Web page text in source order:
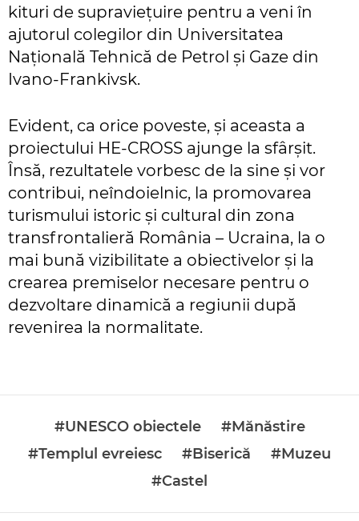
kituri de supraviețuire pentru a veni în
ajutorul colegilor din Universitatea
Națională Tehnică de Petrol și Gaze din
Ivano-Frankivsk.
Evident, ca orice poveste, și aceasta a
proiectului HE-CROSS ajunge la sfârșit.
Însă, rezultatele vorbesc de la sine și vor
contribui, neîndoielnic, la promovarea
turismului istoric și cultural din zona
transfrontalieră România – Ucraina, la o
mai bună vizibilitate a obiectivelor și la
crearea premiselor necesare pentru o
dezvoltare dinamică a regiunii după
revenirea la normalitate.
#UNESCO obiectele
#Mănăstire
#Templul evreiesc
#Biserică
#Muzeu
#Castel